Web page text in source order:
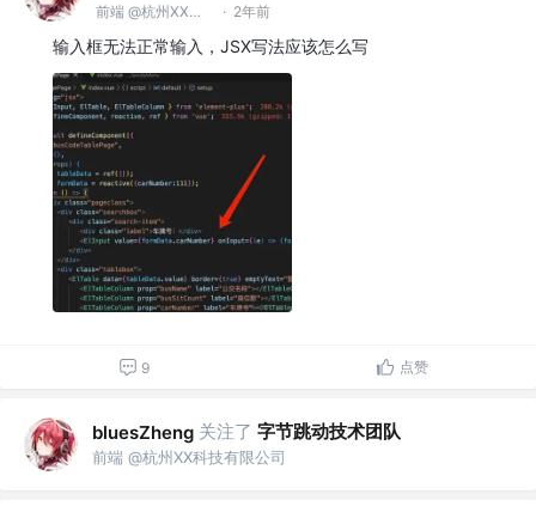
前端 @杭州XX科技有限公司 · 2年前
输入框无法正常输入，JSX写法应该怎么写
9 点赞
bluesZheng 关注了 字节跳动技术团队
前端 @杭州XX科技有限公司